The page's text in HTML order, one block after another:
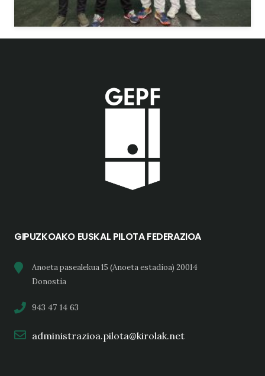
GIPUZKOAKO EUSKAL PILOTA FEDERAZIOA
Anoeta pasealekua 15 (Anoeta estadioa) 20014
Donostia
943 47 14 63
administrazioa.pilota@kirolak.net